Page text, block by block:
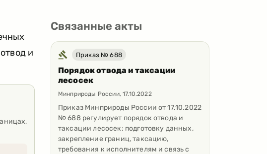
и
Связанные акты
Приказ № 688
Порядок отвода и таксации
лесосек
Минприроды России,17.10.2022
Приказ Минприроды России от 17.10.2022
№ 688 регулирует порядок отвода и
таксации лесосек: подготовку данных,
закрепление границ, таксацию,
требования к исполнителям и связь с